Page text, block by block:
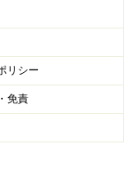
リシー
免責